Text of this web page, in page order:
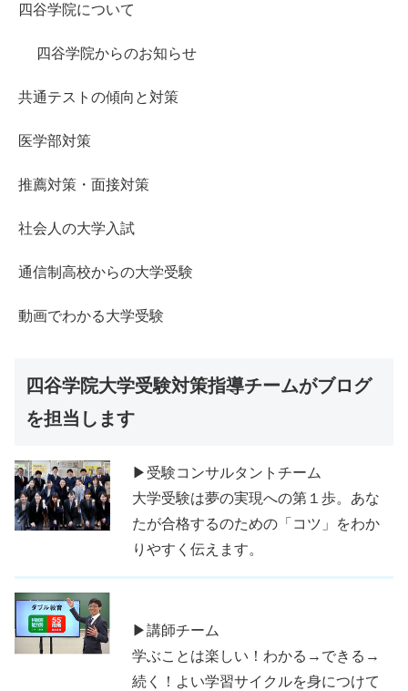
四谷学院について
四谷学院からのお知らせ
共通テストの傾向と対策
医学部対策
推薦対策・面接対策
社会人の大学入試
通信制高校からの大学受験
動画でわかる大学受験
四谷学院大学受験対策指導チームがブログ
を担当します
▶受験コンサルタントチーム
大学受験は夢の実現への第１歩。あな
たが合格するのための「コツ」をわか
りやすく伝えます。
▶講師チーム
学ぶことは楽しい！わかる→できる→
続く！よい学習サイクルを身につけて